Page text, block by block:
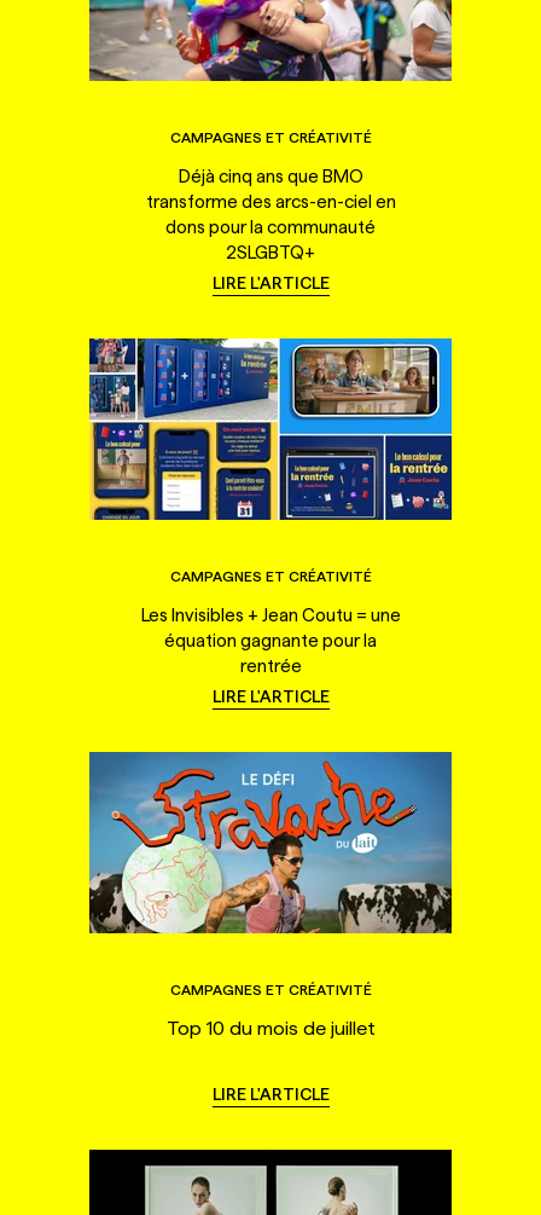
CAMPAGNES ET CRÉATIVITÉ
Déjà cinq ans que BMO
transforme des arcs-en-ciel en
dons pour la communauté
2SLGBTQ+
LIRE L'ARTICLE
CAMPAGNES ET CRÉATIVITÉ
Les Invisibles + Jean Coutu = une
équation gagnante pour la
rentrée
LIRE L'ARTICLE
CAMPAGNES ET CRÉATIVITÉ
Top 10 du mois de juillet
LIRE L'ARTICLE